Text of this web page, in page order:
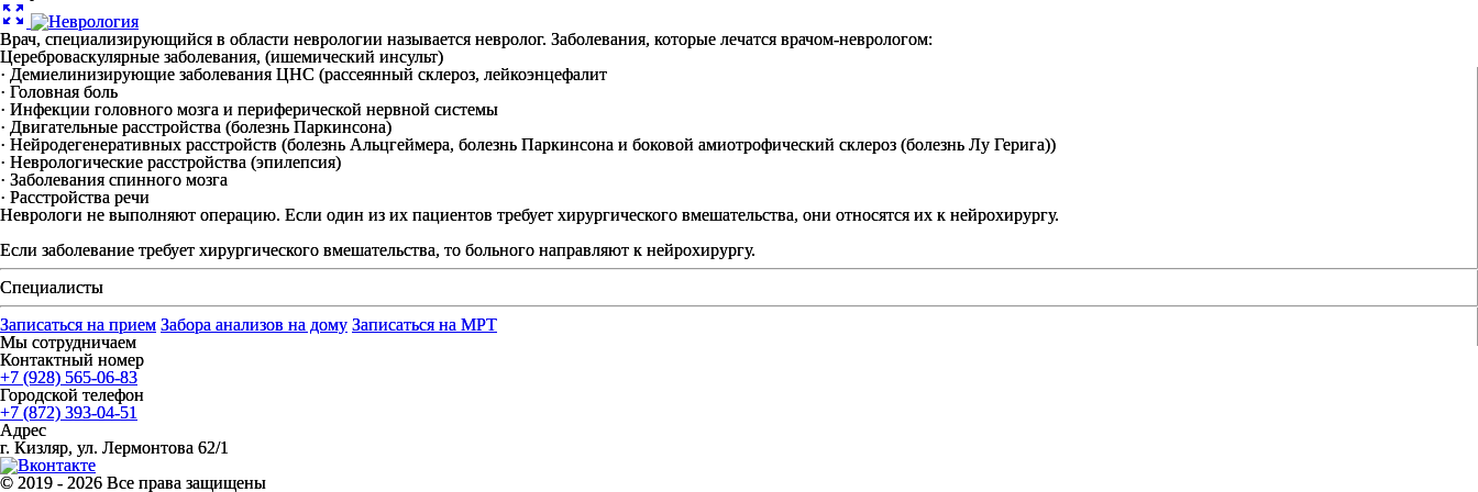
zoom_out_map
Врач, специализирующийся в области неврологии называется невролог. Заболевания, которые лечатся врачом-неврологом:
Цереброваскулярные заболевания, (ишемический инсульт)
· Демиелинизирующие заболевания ЦНС (рассеянный склероз, лейкоэнцефалит
· Головная боль
· Инфекции головного мозга и периферической нервной системы
· Двигательные расстройства (болезнь Паркинсона)
· Нейродегенеративных расстройств (болезнь Альцгеймера, болезнь Паркинсона и боковой амиотрофический склероз (болезнь Лу Герига))
· Неврологические расстройства (эпилепсия)
· Заболевания спинного мозга
· Расстройства речи
Неврологи не выполняют операцию. Если один из их пациентов требует хирургического вмешательства, они относятся их к нейрохирургу.
Если заболевание требует хирургического вмешательства, то больного направляют к нейрохирургу.
Специалисты
Записаться на прием Забора анализов на дому Записаться на МРТ
Мы сотрудничаем
Контактный номер
+7 (928) 565-06-83
Городской телефон
+7 (872) 393-04-51
Адрес
г. Кизляр, ул. Лермонтова 62/1
© 2019 - 2026 Все права защищены